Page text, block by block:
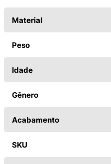
Material
Peso
Idade
Gênero
Acabamento
SKU